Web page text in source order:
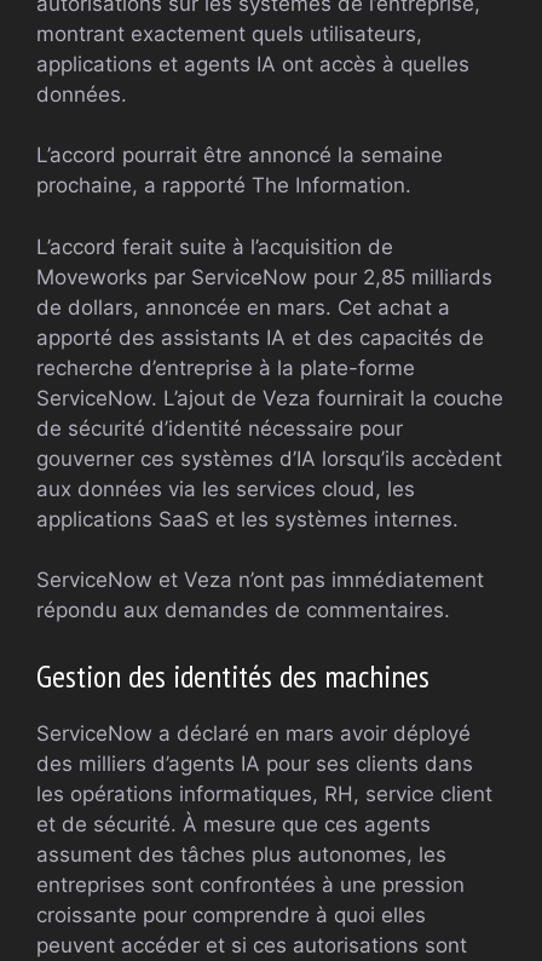
montrant exactement quels utilisateurs,
applications et agents IA ont accès à quelles
données.
L’accord pourrait être annoncé la semaine
prochaine, a rapporté The Information.
L’accord ferait suite à l’acquisition de
Moveworks par ServiceNow pour 2,85 milliards
de dollars, annoncée en mars. Cet achat a
apporté des assistants IA et des capacités de
recherche d’entreprise à la plate-forme
ServiceNow. L’ajout de Veza fournirait la couche
de sécurité d’identité nécessaire pour
gouverner ces systèmes d’IA lorsqu’ils accèdent
aux données via les services cloud, les
applications SaaS et les systèmes internes.
ServiceNow et Veza n’ont pas immédiatement
répondu aux demandes de commentaires.
Gestion des identités des machines
ServiceNow a déclaré en mars avoir déployé
des milliers d’agents IA pour ses clients dans
les opérations informatiques, RH, service client
et de sécurité. À mesure que ces agents
assument des tâches plus autonomes, les
entreprises sont confrontées à une pression
croissante pour comprendre à quoi elles
peuvent accéder et si ces autorisations sont